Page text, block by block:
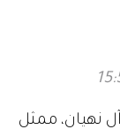
نهيان، ممثل